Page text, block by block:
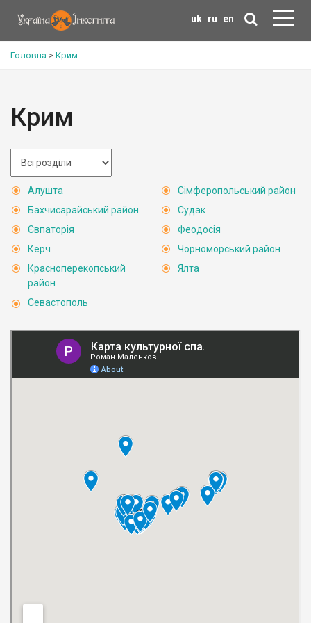
uk ru en
Головна > Крим
Крим
Алушта
Бахчисарайський район
Євпаторія
Керч
Красноперекопський
район
Севастополь
Сімферопольський район
Судак
Феодосія
Чорноморський район
Ялта